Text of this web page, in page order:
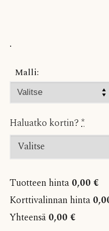
.
Malli:
Haluatko kortin? *
Tuotteen hinta 0,00 €
Korttivalinnan hinta
Yhteensä 0,00 €